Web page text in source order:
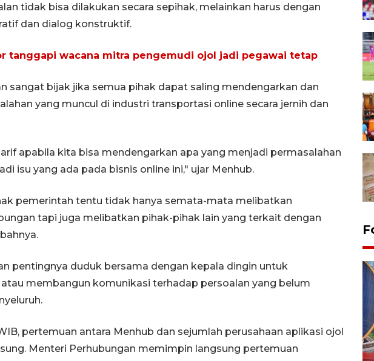
tidak bisa dilakukan secara sepihak, melainkan harus dengan
dan dialog konstruktif.
tanggapi wacana mitra pengemudi ojol jadi pegawai tetap
sangat bijak jika semua pihak dapat saling mendengarkan dan
yang muncul di industri transportasi online secara jernih dan
apabila kita bisa mendengarkan apa yang menjadi permasalahan
isu yang ada pada bisnis online ini," ujar Menhub.
pemerintah tentu tidak hanya semata-mata melibatkan
tapi juga melibatkan pihak-pihak lain yang terkait dengan
pentingnya duduk bersama dengan kepala dingin untuk
membangun komunikasi terhadap persoalan yang belum
pertemuan antara Menhub dan sejumlah perusahaan aplikasi ojol
Menteri Perhubungan memimpin langsung pertemuan
Komisi V DPR tinjau
perlintasan sebidang di